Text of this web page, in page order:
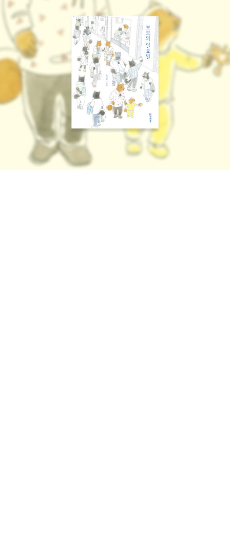
감독이 극화했다고 해서 봤는데 애니는 그냥 재미있었다. 누군가는
만화책으로 봐야 그 섬세한 감정들을 그대로 다 느낄 수 있다고 했는
데. 근데 도대체 언제부터 이렇게 특별판들이 나오기 시작한걸까. 바
람의 검심 특별판을 사고 싶지만 선뜻 지갑을 열수가 없... ㅠ.ㅠ
오늘은 여행하기 좋은 날입니다. 일분 일초 소중하지 않을 수 없는,
고마워하며 살기에도 모자란이토록 사소하고 소중한,내 생의 모든 순
간. 눈물대신, 여행. 이 공기가 한 번 더 바뀌기 전에 나는 떠나야 한
다.그때가 오면, 지금 이 마음은 사라지고 없을지도 모르므로. 내가 만
나고픈 그것들이 언제까지고그 자리에 있어준다는 보장이 없으므
로. 무엇보다어디론가 떠난다는 사실이 무조건 두려워지는 그런 날
이,그런 슬픈 날이,언제 내게 찾아올지 알 수 없으므로.